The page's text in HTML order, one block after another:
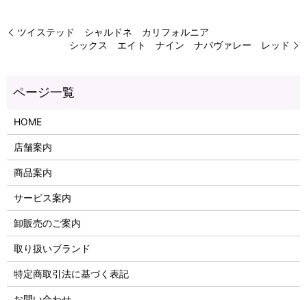
ツイステッド シャルドネ カリフォルニア
シックス エイト ナイン ナパヴァレー レッド
HOME
店舗案内
商品案内
サービス案内
卸販売のご案内
取り扱いブランド
特定商取引法に基づく表記